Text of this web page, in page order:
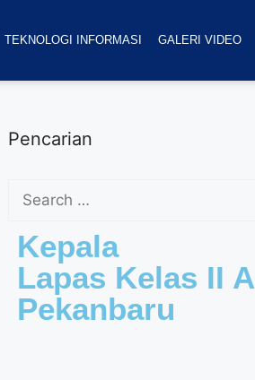
TEKNOLOGI INFORMASI GALERI VIDEO
Pencarian
Kepala
Lapas Kelas II A
Pekanbaru